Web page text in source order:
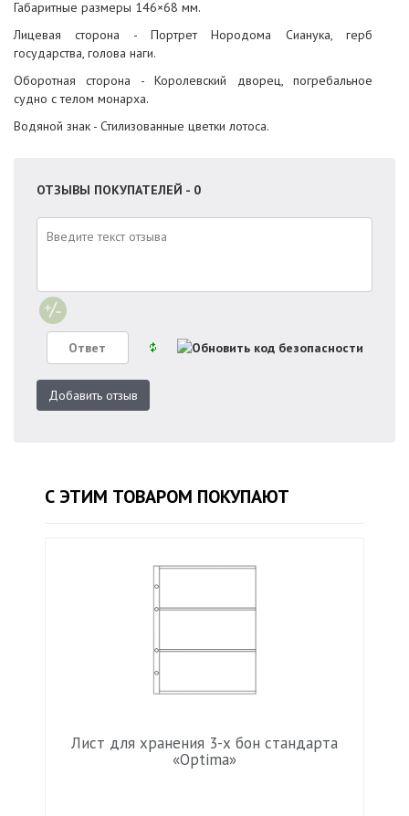
Габаритные размеры 146×68 мм.
Лицевая сторона - Портрет Нородома Сианука, герб
государства, голова наги.
Оборотная сторона - Королевский дворец, погребальное
судно с телом монарха.
Водяной знак - Стилизованные цветки лотоса.
ОТЗЫВЫ ПОКУПАТЕЛЕЙ - 0
Добавить отзыв
С ЭТИМ ТОВАРОМ ПОКУПАЮТ
Лист для хранения 3-х бон стандарта
«Optima»